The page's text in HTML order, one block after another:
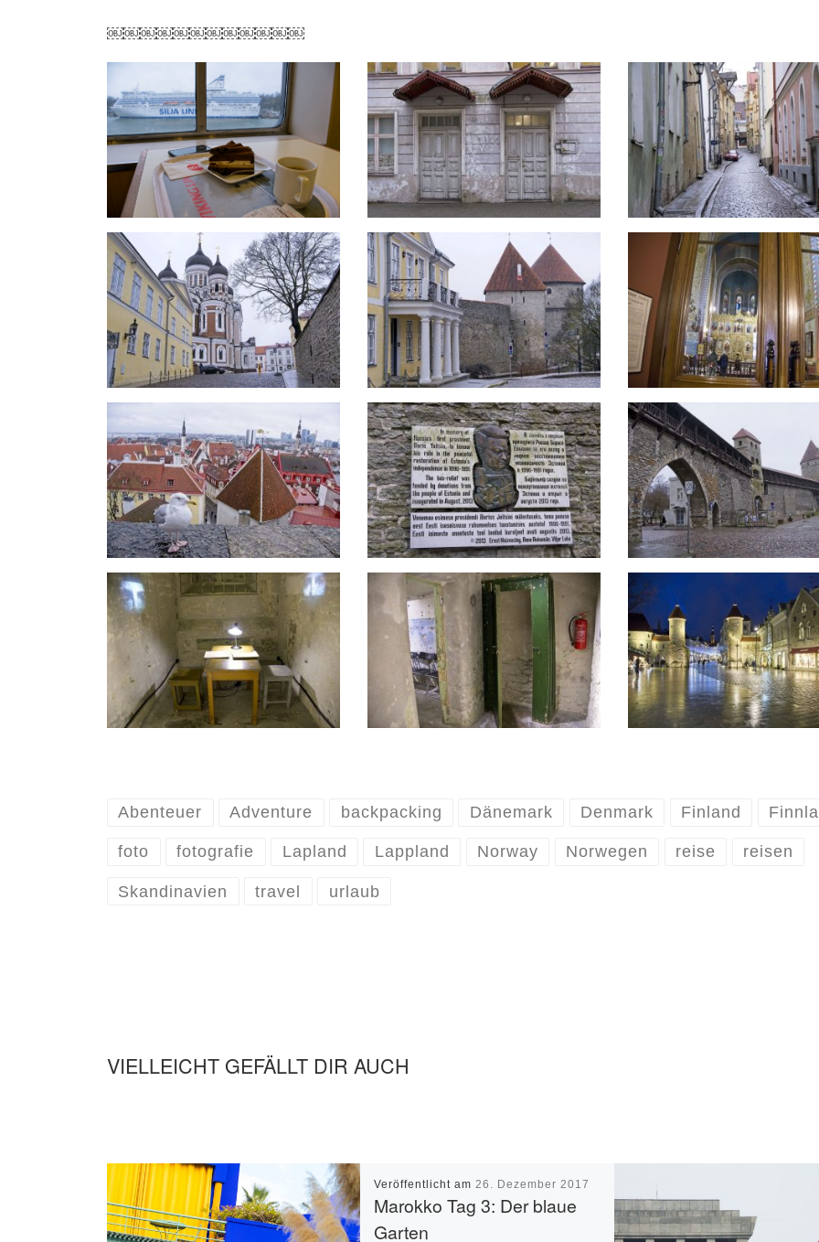
￼￼￼￼￼￼￼￼￼￼￼￼
Abenteuer Adventure backpacking Dänemark Denmark Finland
foto fotografie Lapland Lappland Norway Norwegen reise reisen
Skandinavien travel urlaub
VIELLEICHT GEFÄLLT DIR AUCH
Veröffentlicht am 26. Dezember 2017
Marokko Tag 3: Der blaue
Garten